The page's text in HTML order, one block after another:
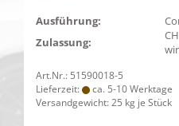
Ausführung:
Zulassung:
Art.Nr.: 51590018-5
Lieferzeit:
ca. 5-10 Werktage
Versandgewicht:25 kg je Stück